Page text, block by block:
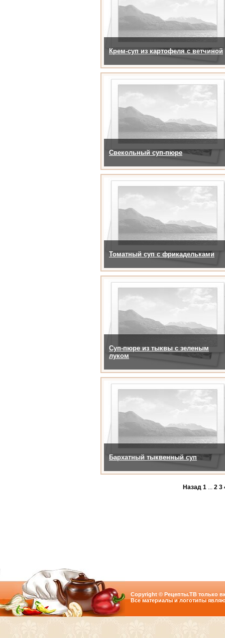
Крем-суп из картофеля с ветчиной
Свекольный суп-пюре
Томатный суп с фрикадельками
Суп-пюре из тыквы с зеленым
луком
Бархатный тыквенный суп
Назад 1 ... 2 3
Copyright © Рецепты.ТВ только
Все материалы и логотипы